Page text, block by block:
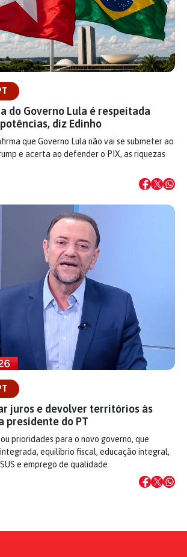
do Governo Lula é respeitada
diz Edinho
que Governo Lula não vai se submeter ao
e acerta ao defender o PIX, as riquezas
juros e devolver territórios às
presidente do PT
prioridades para o novo governo, que
equilíbrio fiscal, educação integral,
e emprego de qualidade